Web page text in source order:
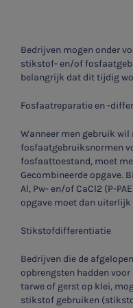
Bedrijven mogen onder
stikstof- en/of
belangrijk dat dit tijdig
Fosfaatreparatie en -
Wanneer men gebruik wil
fosfaatgebruiksnormen
fosfaattoestand, moet
Gecombineerde opgave.
Al, Pw- en/of CaCl2 (P-
opgave moet dan uiterlijk
Stikstofdifferentiatie
Bedrijven die de
opbrengsten hadden
tarwe of gerst op klei,
stikstof gebruiken